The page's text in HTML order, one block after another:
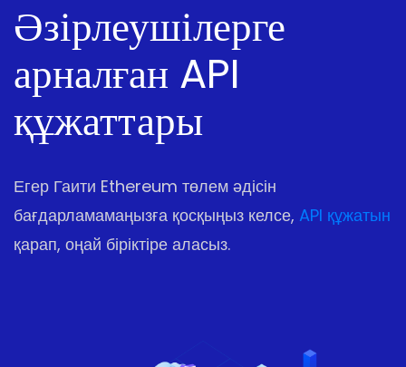
Әзірлеушілерге
арналған API
құжаттары
Егер Гаити Ethereum төлем әдісін
бағдарламамаңызға қосқыңыз келсе, API құжатын
қарап, оңай біріктіре аласыз.